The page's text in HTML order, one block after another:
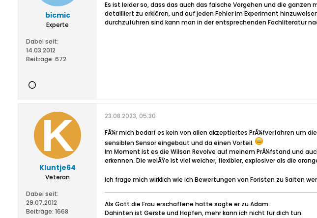
bicmic
Experte
Dabei seit:
14.03.2012
Beiträge: 672
Es ist leider so, dass das auch das falsche Vorgehen und die
detailliert zu erklären, und auf jeden Fehler im Experiment
durchzuführen sind kann man in der entsprechenden Fachliteratur
Kluntje64
Veteran
Dabei seit:
29.07.2012
Beiträge: 1668
23.08.2023, 05:30
FÃ¼r mich bedarf es kein von allen akzeptiertes PrÃ¼fverfahren um
sensiblen Sensor eingebaut und da einen Vorteil.
Im Moment ist es die Wilson Revolve auf meinem PrÃ¼fstand und
erkennen. Die weiÃŸe ist viel weicher, flexibler, explosiver als die
Ich frage mich wirklich wie ich Bewertungen von Foristen zu Saiten
Als Gott die Frau erschaffene hatte sagte er zu Adam:
Dahinten ist Gerste und Hopfen, mehr kann ich nicht für dich tun.